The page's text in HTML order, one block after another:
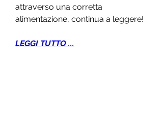
attraverso una corretta
alimentazione, continua a leggere!
LEGGI TUTTO ...